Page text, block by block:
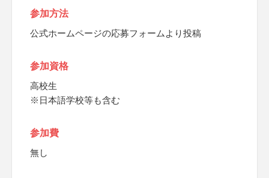
参加方法
公式ホームページの応募フォームより投稿
参加資格
高校生
※日本語学校等も含む
参加費
無し